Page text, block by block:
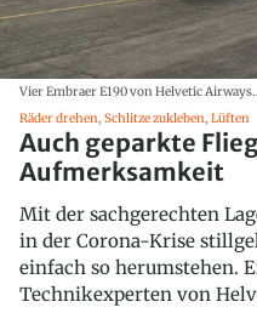
Vier Embraer E190 von Helvetic
Räder drehen, Schlitze zukleben, Lüften
Auch geparkte
Aufmerksamkeit
Mit der sachgerechten
in der Corona-Krise
einfach so herumstehen.
Technikexperten von